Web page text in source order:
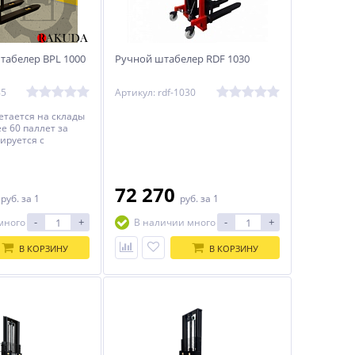
BPL 1000
на склады
60 паллет за
с
руб. за 1
- +
В КОРЗИНУ
Ручной штабелер RDF 1030
Артикул: rdf-1030
72 270 руб. за 1
В наличии много
- +
В КОРЗИНУ